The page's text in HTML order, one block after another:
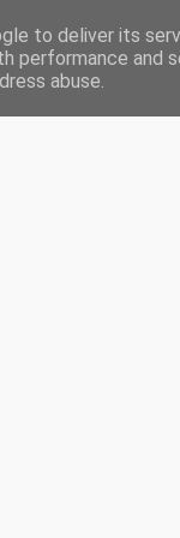
CHRONIQUES
to deliver its
performance
abuse.